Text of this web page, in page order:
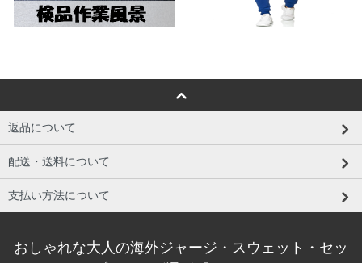
返品について
配送・送料について
支払い方法について
おしゃれな大人の海外ジャージ・スウェット・セッ